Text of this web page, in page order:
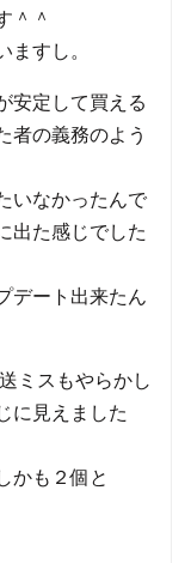
＾＾
すし。
安定して買える
者の義務のよう
いなかったんで
出た感じでした
デート出来たん
ミスもやらかし
に見えました
かも２個と